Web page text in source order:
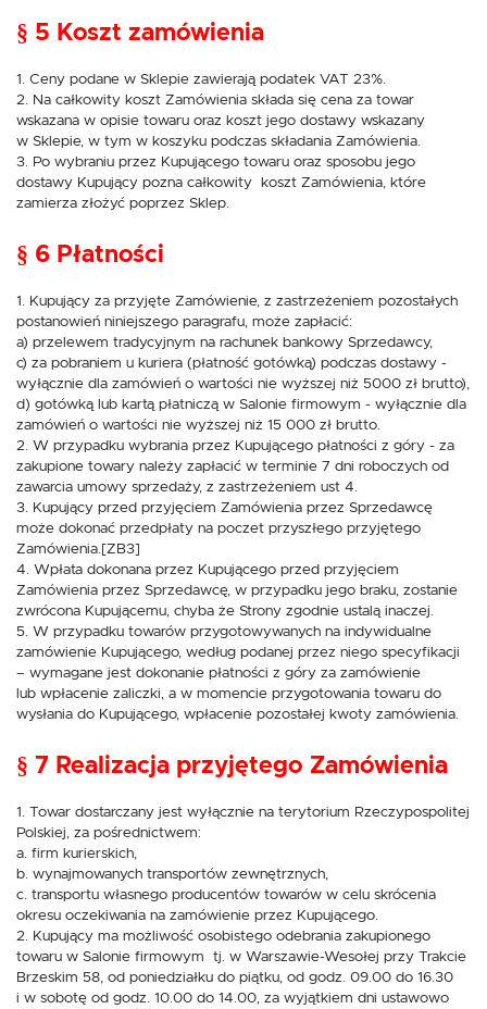
§ 5 Koszt zamówienia
1. Ceny podane w Sklepie zawierają podatek VAT 23%.
2. Na całkowity koszt Zamówienia składa się cena za towar
wskazana w opisie towaru oraz koszt jego dostawy wskazany
w Sklepie, w tym w koszyku podczas składania Zamówienia.
3. Po wybraniu przez Kupującego towaru oraz sposobu jego
dostawy Kupujący pozna całkowity koszt Zamówienia, które
zamierza złożyć poprzez Sklep.
§ 6 Płatności
1. Kupujący za przyjęte Zamówienie, z zastrzeżeniem pozostałych
postanowień niniejszego paragrafu, może zapłacić:
a) przelewem tradycyjnym na rachunek bankowy Sprzedawcy,
c) za pobraniem u kuriera (płatność gotówką) podczas dostawy -
wyłącznie dla zamówień o wartości nie wyższej niż 5000 zł brutto),
d) gotówką lub kartą płatniczą w Salonie firmowym - wyłącznie dla
zamówień o wartości nie wyższej niż 15 000 zł brutto.
2. W przypadku wybrania przez Kupującego płatności z góry - za
zakupione towary należy zapłacić w terminie 7 dni roboczych od
zawarcia umowy sprzedaży, z zastrzeżeniem ust 4.
3. Kupujący przed przyjęciem Zamówienia przez Sprzedawcę
może dokonać przedpłaty na poczet przyszłego przyjętego
Zamówienia.[ZB3]
4. Wpłata dokonana przez Kupującego przed przyjęciem
Zamówienia przez Sprzedawcę, w przypadku jego braku, zostanie
zwrócona Kupującemu, chyba że Strony zgodnie ustalą inaczej.
5. W przypadku towarów przygotowywanych na indywidualne
zamówienie Kupującego, według podanej przez niego specyfikacji
– wymagane jest dokonanie płatności z góry za zamówienie
lub wpłacenie zaliczki, a w momencie przygotowania towaru do
wysłania do Kupującego, wpłacenie pozostałej kwoty zamówienia.
§ 7 Realizacja przyjętego Zamówienia
1. Towar dostarczany jest wyłącznie na terytorium Rzeczypospolitej
Polskiej, za pośrednictwem:
a. firm kurierskich,
b. wynajmowanych transportów zewnętrznych,
c. transportu własnego producentów towarów w celu skrócenia
okresu oczekiwania na zamówienie przez Kupującego.
2. Kupujący ma możliwość osobistego odebrania zakupionego
towaru w Salonie firmowym tj. w Warszawie-Wesołej przy Trakcie
Brzeskim 58, od poniedziałku do piątku, od godz. 09.00 do 16.30
i w sobotę od godz. 10.00 do 14.00, za wyjątkiem dni ustawowo